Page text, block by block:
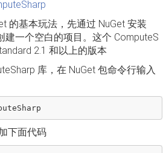
的基本玩法，先通过 NuGet 安装
建一个空白的项目。这个 ComputeS
2.1 和以上的版本
库，在 NuGet 包命令行输入
下面代码